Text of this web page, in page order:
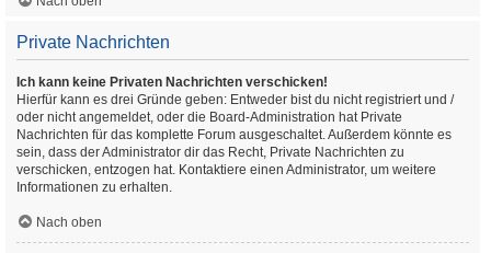
Private Nachrichten
Ich kann keine Privaten Nachrichten verschicken!
Hierfür kann es drei Gründe geben: Entweder bist du nicht registriert und /
oder nicht angemeldet, oder die Board-Administration hat Private
Nachrichten für das komplette Forum ausgeschaltet. Außerdem könnte es
sein, dass der Administrator dir das Recht, Private Nachrichten zu
verschicken, entzogen hat. Kontaktiere einen Administrator, um weitere
Informationen zu erhalten.
Nach oben